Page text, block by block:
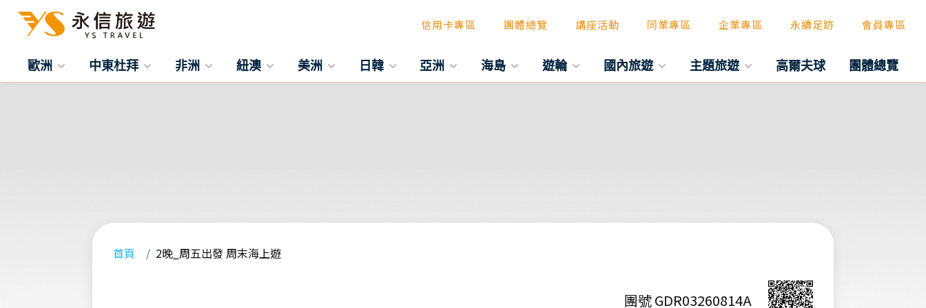
信用卡專區 團體總覽 講座活動 同業專區 企業專區 永續足跡 會員專區
歐洲 中東杜拜 非洲 紐澳 美洲 日韓 亞洲 海島 遊輪 國內旅遊 主題旅遊 高爾夫球 團體總覽
首頁 2晚_周五出發 周末海上遊
團號 GDR03260814A